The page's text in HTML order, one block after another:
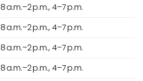
8 a.m.–2 p.m., 4–7 p.m.
8 a.m.–2 p.m., 4–7 p.m.
8 a.m.–2 p.m., 4–7 p.m.
8 a.m.–2 p.m., 4–7 p.m.